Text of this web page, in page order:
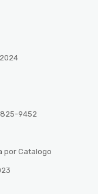
825-9452
por Catalogo